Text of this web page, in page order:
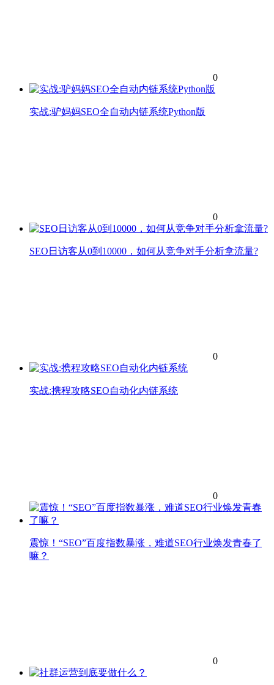
0
实战:驴妈妈SEO全自动内链系统Python版
0
SEO日访客从0到10000，如何从竞争对手分析拿流量?
0
实战:携程攻略SEO自动化内链系统
0
震惊！“SEO”百度指数暴涨，难道SEO行业焕发青春了
嘛？
0